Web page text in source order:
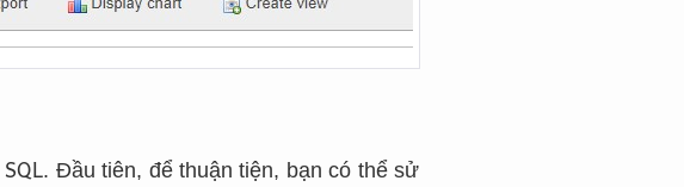
SQL. Đầu tiên, để thuận tiện, bạn có thể sử